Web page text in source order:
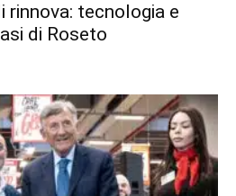
rinnova: tecnologia e
di Roseto